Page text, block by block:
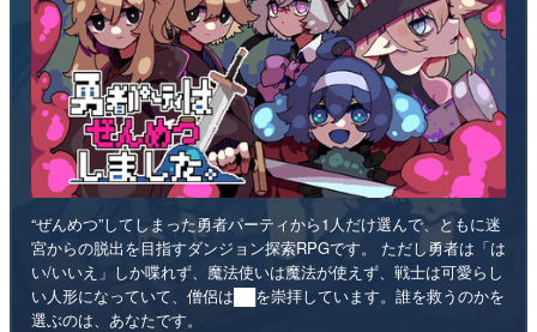
“ぜんめつ”してしまった勇者パーティから1人だけ選んで、ともに迷
宮からの脱出を目指すダンジョン探索RPGです。 ただし勇者は「は
い/いいえ」しか喋れず、魔法使いは魔法が使えず、戦士は可愛らし
い人形になっていて、僧侶は██を崇拝しています。誰を救うのかを
選ぶのは、あなたです。